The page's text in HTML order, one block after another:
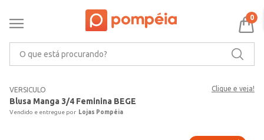
0
VERSICULO Clique e veja!
Blusa Manga 3/4 Feminina BEGE
Lojas Pompéia